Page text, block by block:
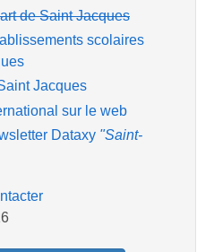
de Saint Jacques
scolaires
Jacques
sur le web
Dataxy "Saint-